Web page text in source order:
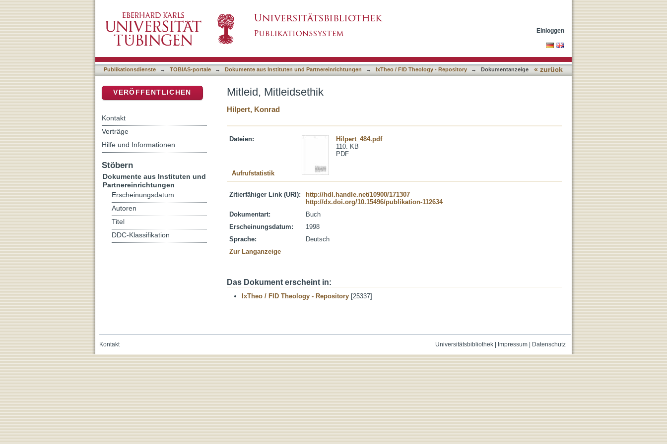
Einloggen
Publikationsdienste → TOBIAS-portale → Dokumente aus Instituten und Partnereinrichtungen → IxTheo / FID Theology - Repository → Dokumentanzeige « zurück
Mitleid, Mitleidsethik
Hilpert, Konrad
Dateien:
Hilpert_484.pdf
110. KB
PDF
Aufrufstatistik
Zitierfähiger Link (URI):
http://hdl.handle.net/10900/171307
http://dx.doi.org/10.15496/publikation-112634
Dokumentart:
Buch
Erscheinungsdatum:
1998
Sprache:
Deutsch
Zur Langanzeige
Das Dokument erscheint in:
IxTheo / FID Theology - Repository [25337]
VERÖFFENTLICHEN
Kontakt
Verträge
Hilfe und Informationen
Stöbern
Dokumente aus Instituten und
Partnereinrichtungen
Erscheinungsdatum
Autoren
Titel
DDC-Klassifikation
Universitätsbibliothek| Impressum| Datenschutz
Kontakt